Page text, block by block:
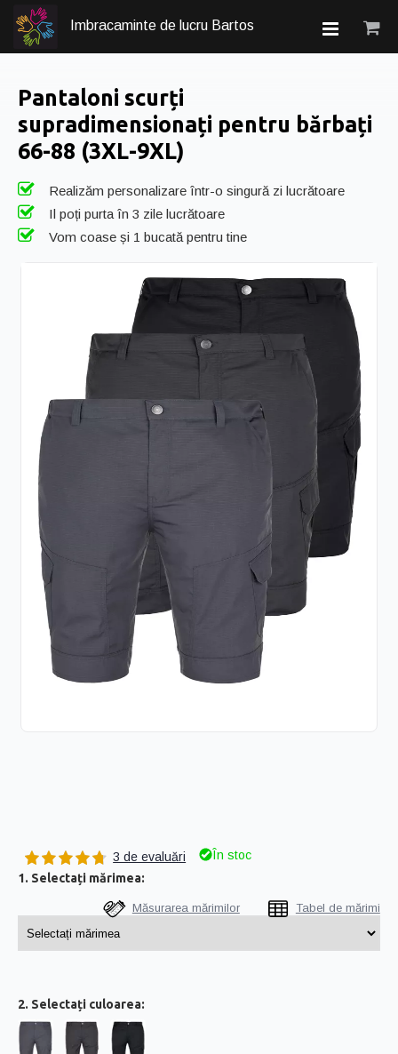
Imbracaminte de lucru Bartos
Pantaloni scurți
supradimensionați pentru bărbați
66-88 (3XL-9XL)
Realizăm personalizare într-o singură zi lucrătoare
Il poți purta în 3 zile lucrătoare
Vom coase și 1 bucată pentru tine
3 de evaluări
În stoc
1. Selectați mărimea:
Măsurarea mărimilor Tabel de mărimi
2. Selectați culoarea: